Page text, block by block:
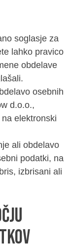
soglasje za
lahko pravico
obdelave
osebnih
d.o.o.,
elektronski
ali obdelavo
podatki, na
izbrisani ali